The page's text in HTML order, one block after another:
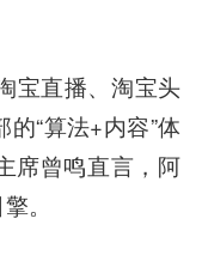
宝直播、淘宝头
“算法+内容”体
席曾鸣直言，阿
。